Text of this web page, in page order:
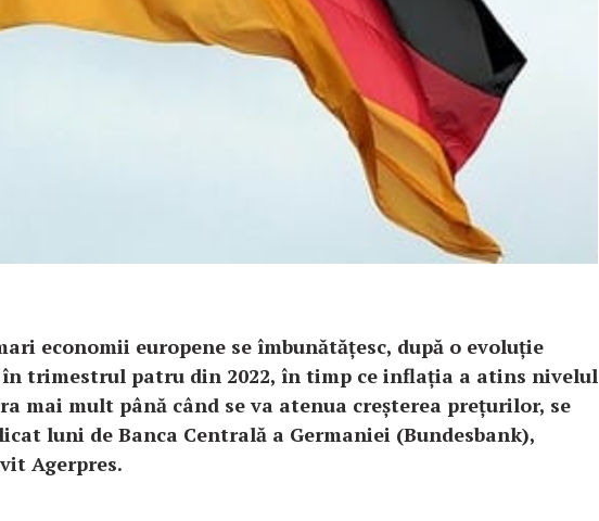
economii europene se îmbunătăţesc, după o evoluţie
trimestrul patru din 2022, în timp ce inflaţia a atins nivelul
mai mult până când se va atenua creşterea preţurilor, se
luni de Banca Centrală a Germaniei (Bundesbank),
Agerpres.